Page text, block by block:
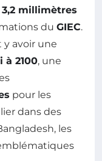
3,2 millimètres
du GIEC.
y avoir une
à 2100, une
pour les
dans des
les